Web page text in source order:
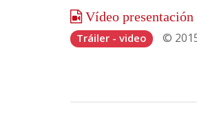
Vídeo presentación
Tráiler - video
©